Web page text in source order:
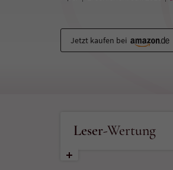
Jetzt kaufen bei
Leser-Wertung